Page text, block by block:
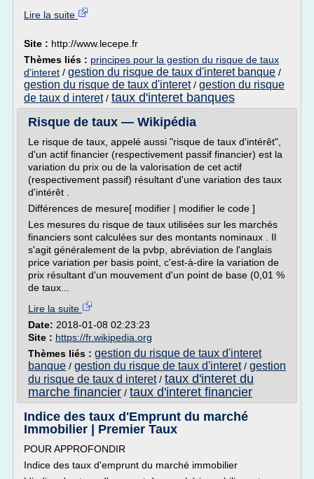
Lire la suite
Site : http://www.lecepe.fr
Thèmes liés : principes pour la gestion du risque de taux
d'interet / gestion du risque de taux d'interet banque /
gestion du risque de taux d'interet/ gestion du risque
de taux d interet/ taux d'interet banques
Risque de taux — Wikipédia
Le risque de taux, appelé aussi "risque de taux d'intérêt",
d'un actif financier (respectivement passif financier) est la
variation du prix ou de la valorisation de cet actif
(respectivement passif) résultant d'une variation des taux
d'intérêt .
Différences de mesure[ modifier | modifier le code ]
Les mesures du risque de taux utilisées sur les marchés
financiers sont calculées sur des montants nominaux . Il
s'agit généralement de la pvbp, abréviation de l'anglais
price variation per basis point, c'est-à-dire la variation de
prix résultant d'un mouvement d'un point de base (0,01 %
de taux...
Lire la suite
Date: 2018-01-08 02:23:23
Site : https://fr.wikipedia.org
Thèmes liés : gestion du risque de taux d'interet
banque / gestion du risque de taux d'interet/ gestion
du risque de taux d interet/ taux d'interet du
marche financier / taux d'interet financier
Indice des taux d'Emprunt du marché
Immobilier | Premier Taux
POUR APPROFONDIR
Indice des taux d'emprunt du marché immobilier